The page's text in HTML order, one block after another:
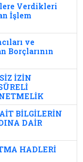
Verdikleri
İşlem
ve
Borçlarının
İZİN
BİLGİLERİN
DAİR
HADLERİ